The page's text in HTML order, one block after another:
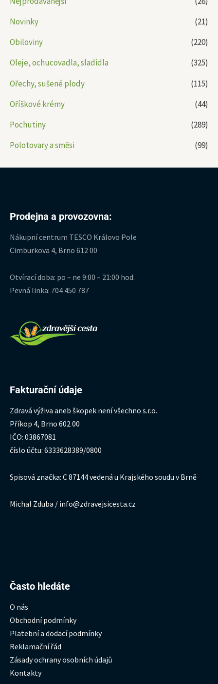
Novinky
(21)
Obiloviny
(220)
Oleje, ochucovadla, sladidla
(325)
Ořechy, sušené plody
(115)
Oříškové krémy
(44)
Pochutiny
(289)
Polotovary a směsi
(99)
Prodejna a provozovna:
Nákupní centrum TESCO Královo Pole
Cimburkova 4, Brno 612 00
Otvírací doba: po – ne 9:00 – 21:00 hod.
Pevná linka: 704 450 787
Fakturační údaje
Zdravá výživa aneb škopek není všechno s.r.o.
Příkop 4, Brno 602 00
IČO: 03867081
číslo účtu: 6333628389/0800
Spisová značka: C 87144 vedená u Krajského soudu v Brně
Michal Zduba / info@zdravejsicesta.cz
Často hledáte
O nás
Obchodní podmínky
Platební a dodací podmínky
Reklamační řád
Zásady ochrany osobních údajů
Kontakty
Hledat: